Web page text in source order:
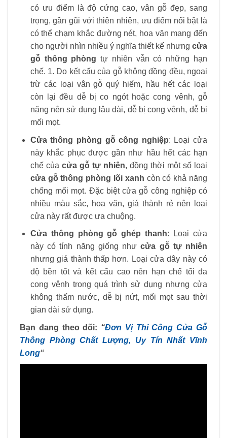
có ưu điểm là độ cứng cao, vân gỗ đẹp, sang
trọng, gần gũi với thiên nhiên, ưu điểm nổi bật là
có thể chạm khắc đường nét, hoa văn mang đến
cho người nhìn nhiều ý nghĩa thiết kế nhưng cửa
gỗ thông phòng tự nhiên vẫn có những hạn
chế. 1. Do kết cấu của gỗ không đồng đều, ngoại
trừ các loại vân gỗ quý hiếm, hầu hết các loại
còn lại đều dễ bị co ngót hoặc cong vênh, gỗ
nặng nên sử dụng lâu dài, dễ bị cong vênh, dễ bị
mối mọt.
Cửa thông phòng gỗ công nghiệp: Loại cửa
này khắc phục được gần như hầu hết các hạn
chế của cửa gỗ tự nhiên, đồng thời một số loại
cửa gỗ thông phòng lõi xanh còn có khả năng
chống mối mọt. Đặc biệt cửa gỗ công nghiệp có
nhiều màu sắc, hoa văn, giá thành rẻ nên loại
cửa này rất được ưa chuộng.
Cửa thông phòng gỗ ghép thanh: Loại cửa
này có tính năng giống nhưcửa gỗ tự nhiên
nhưng giá thành thấp hơn. Loại cửa dây này có
độ bền tốt và kết cấu cao nên hạn chế tối đa
cong vênh trong quá trình sử dụng nhưng cửa
không thấm nước, dễ bị nứt, mối mọt sau thời
gian dài sử dụng.
Bạn đang theo dõi: “Đơn Vị Thi Công Cửa Gỗ
Thông Phòng Chất Lượng, Uy Tín Nhất Vĩnh
Long“